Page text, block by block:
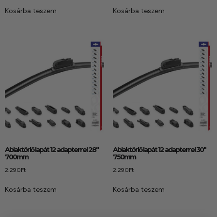
Kosárba teszem Kosárba teszem
Ablaktörlő lapát 12 adapterrel 28″
700mm
2.290Ft
Kosárba teszem
Ablaktörlő lapát 12 adapterrel 30″
750mm
2.290Ft
Kosárba teszem